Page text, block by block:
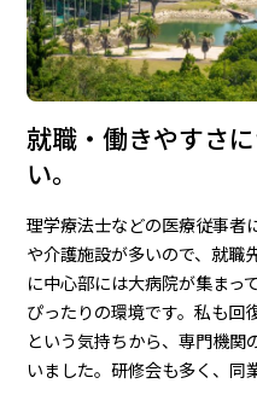
就職・働きやすさ
い。
理学療法士などの医療従事者
や介護施設が多いので、就職
に中心部には大病院が集まっ
ぴったりの環境です。私も回
という気持ちから、専門機関
いました。研修会も多く、同